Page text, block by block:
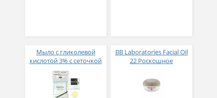
Мыло с гликолевой
кислотой 3% с сеточкой
для умывания Anela
Mana Soap 7 гр
BB Laboratories Facial Oil
22 Роскошное
капсульное масло № 8